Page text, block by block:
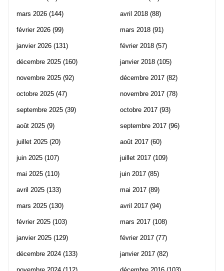
mars 2026 (144)
février 2026 (99)
janvier 2026 (131)
décembre 2025 (160)
novembre 2025 (92)
octobre 2025 (47)
septembre 2025 (39)
août 2025 (9)
juillet 2025 (20)
juin 2025 (107)
mai 2025 (110)
avril 2025 (133)
mars 2025 (130)
février 2025 (103)
janvier 2025 (129)
décembre 2024 (133)
avril 2018 (88)
mars 2018 (91)
février 2018 (57)
janvier 2018 (105)
décembre 2017 (82)
novembre 2017 (78)
octobre 2017 (93)
septembre 2017 (96)
août 2017 (60)
juillet 2017 (109)
juin 2017 (85)
mai 2017 (89)
avril 2017 (94)
mars 2017 (108)
février 2017 (77)
janvier 2017 (82)